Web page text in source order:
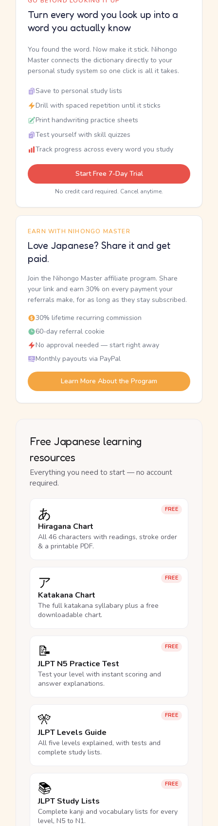
Turn every word you look up into a
word you actually know
You found the word. Now make it stick. Nihongo
Master connects the dictionary directly to your
personal study system so one click is all it takes.
Save to personal study lists
Drill with spaced repetition until it sticks
Print handwriting practice sheets
Test yourself with skill quizzes
Track progress across every word you study
Start Free 7-Day Trial
No credit card required. Cancel anytime.
EARN WITH NIHONGO MASTER
Love Japanese? Share it and get
paid.
Join the Nihongo Master affiliate program. Share
your link and earn 30% on every payment your
referrals make, for as long as they stay subscribed.
30% lifetime recurring commission
60-day referral cookie
No approval needed — start right away
Monthly payouts via PayPal
Learn More About the Program
Free Japanese learning
resources
Everything you need to start — no account
required.
FREE
あ
Hiragana Chart
All 46 characters with readings, stroke order
& a printable PDF.
FREE
ア
Katakana Chart
The full katakana syllabary plus a free
downloadable chart.
FREE
📝
JLPT N5 Practice Test
Test your level with instant scoring and
answer explanations.
FREE
🎌
JLPT Levels Guide
All five levels explained, with tests and
complete study lists.
FREE
📚
JLPT Study Lists
Complete kanji and vocabulary lists for every
level, N5 to N1.